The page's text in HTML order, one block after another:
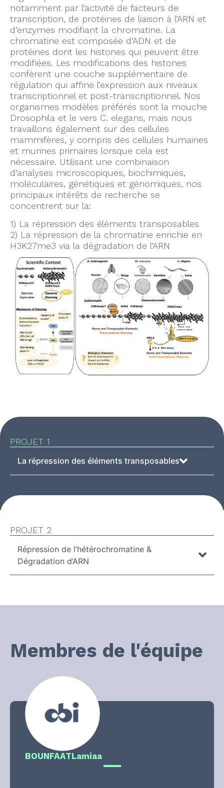
notamment par l’activité de facteurs de
transcription, de protéines de liaison à l’ARN et
d’enzymes modifiant la chromatine. La
chromatine est composée d’ADN et de
protéines dont les histones qui peuvent être
modifiées. Les modifications des histones
confèrent une couche supplémentaire de
régulation qui affine l’expression aux niveaux
transcriptionnel et post-transcriptionnel. Nos
organismes modèles préférés sont la mouche
Drosophila et le vers C. elegans, mais nous
travaillons également sur des cellules
mammifères, y compris des cellules humaines
et murines primaires lorsque cela est
nécessaire. Utilisant une combinaison
d’analyses microscopiques, biochimiques,
moléculaires, génétiques et génomiques, nos
principaux intérêts de recherche se
concentrent sur la:
1) La répression des éléments transposables
2) La répression de la chromatine enrichie en
H3K27me3 via la dégradation de l’ARN
PROJET 1
La répression des éléments transposables
PROJET 2
Répression de l’hétérochromatine &
Dégradation d’ARN
Membres de l'équipe
BOUNFAATLamiaa